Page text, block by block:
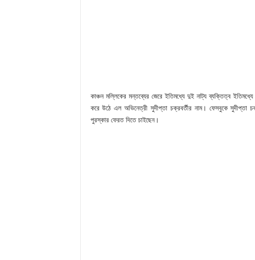
কাঞ্চন মল্লিকের মন্তব্যের জেরে ইতিমধ্যে দুই নাট্য ব্যক্তিত্ব
করে উঠে এল অভিনেত্রী সুদীপ্তা চক্রবর্তীর নাম। ফেসবুকে
পুরস্কার ফেরত দিতে চাইছেন।